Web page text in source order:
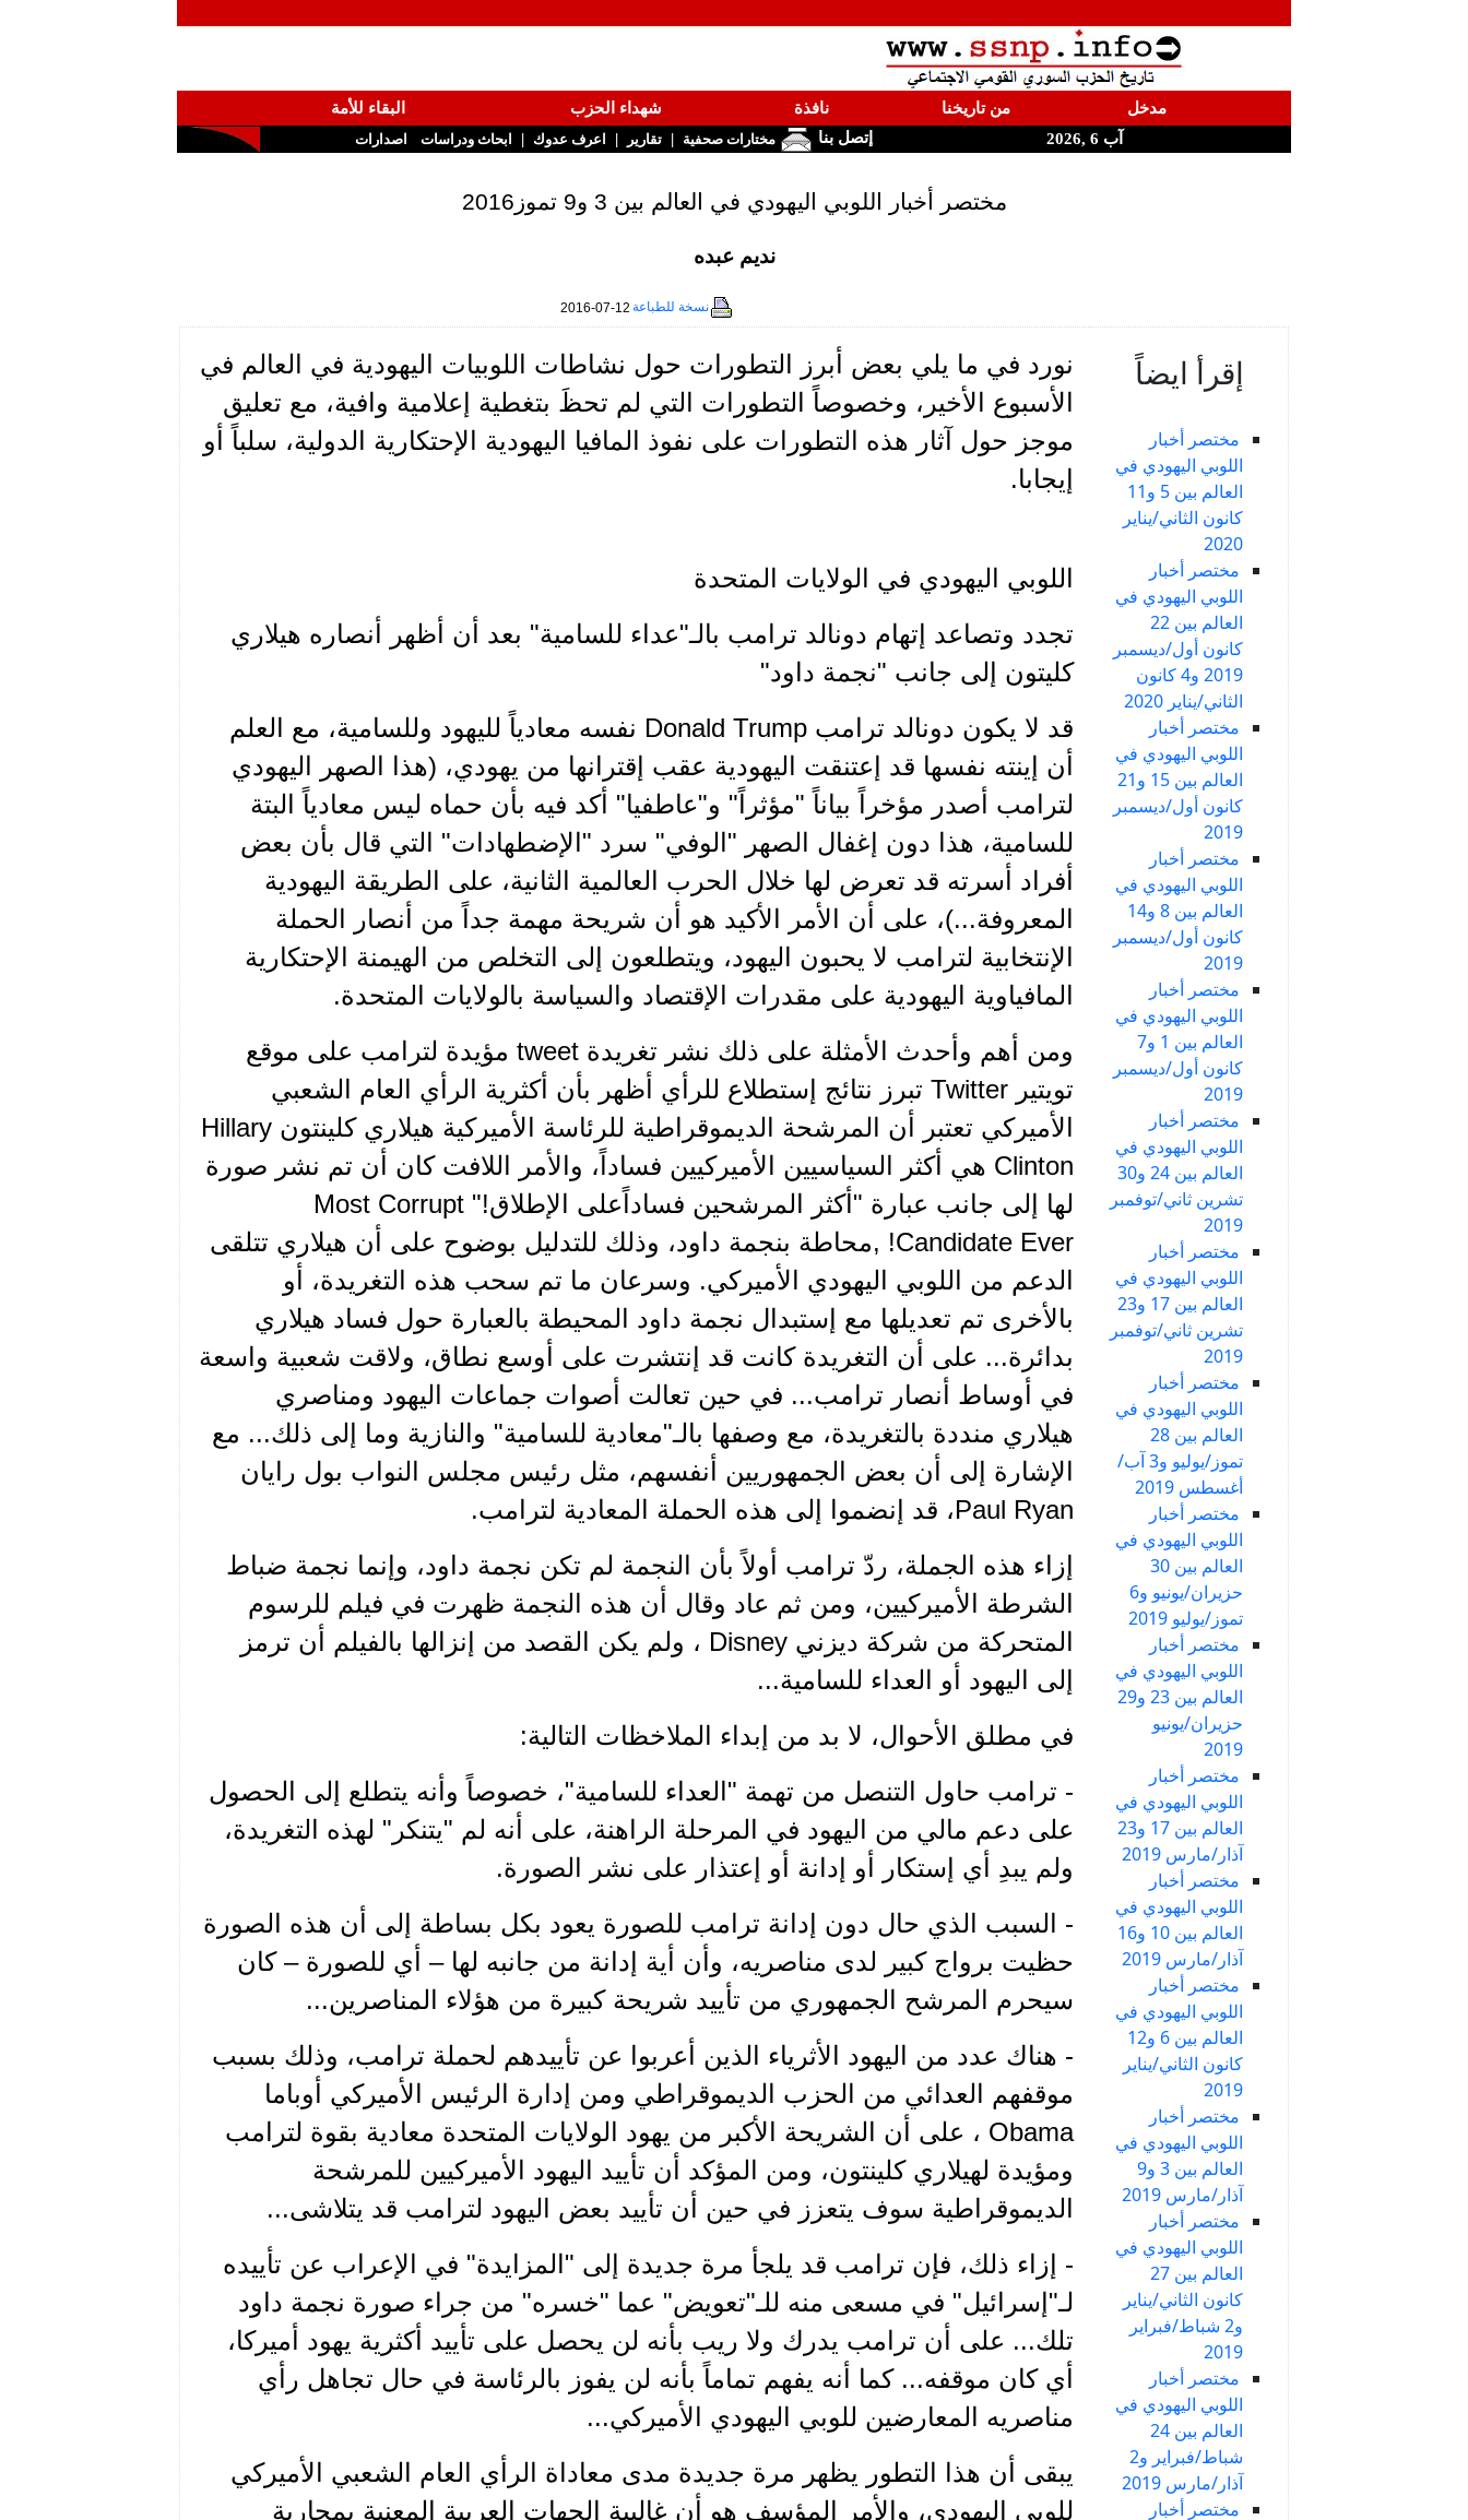
مدخل من تاريخنا نافذة شهداء الحزب
البقاء للأمة
آب 6 ,2026
إتصل بنا مختارات صحفية | تقارير | اعرف عدوك | ابحاث ودراسات اصدارات
مختصر أخبار اللوبي اليهودي في العالم بين 3 و9 تموز2016
نديم عبده
نسخة للطباعة 2016-07-12
إقرأ ايضاً
مختصر أخبار
اللوبي اليهودي في
العالم بين 5 و11
كانون الثاني/يناير
2020
مختصر أخبار
اللوبي اليهودي في
العالم بين 22
كانون أول/ديسمبر
2019 و4 كانون
الثاني/يناير 2020
مختصر أخبار
اللوبي اليهودي في
العالم بين 15 و21
كانون أول/ديسمبر
2019
مختصر أخبار
اللوبي اليهودي في
العالم بين 8 و14
كانون أول/ديسمبر
2019
مختصر أخبار
اللوبي اليهودي في
العالم بين 1 و7
كانون أول/ديسمبر
2019
مختصر أخبار
اللوبي اليهودي في
العالم بين 24 و30
تشرين ثاني/توفمبر
2019
مختصر أخبار
اللوبي اليهودي في
العالم بين 17 و23
تشرين ثاني/توفمبر
2019
مختصر أخبار
اللوبي اليهودي في
العالم بين 28
تموز/يوليو و3 آب/
أغسطس 2019
مختصر أخبار
اللوبي اليهودي في
العالم بين 30
حزيران/يونيو و6
تموز/يوليو 2019
مختصر أخبار
اللوبي اليهودي في
العالم بين 23 و29
حزيران/يونيو
2019
مختصر أخبار
اللوبي اليهودي في
العالم بين 17 و23
آذار/مارس 2019
مختصر أخبار
اللوبي اليهودي في
العالم بين 10 و16
آذار/مارس 2019
مختصر أخبار
اللوبي اليهودي في
العالم بين 6 و12
كانون الثاني/يناير
2019
مختصر أخبار
اللوبي اليهودي في
العالم بين 3 و9
آذار/مارس 2019
مختصر أخبار
اللوبي اليهودي في
العالم بين 27
كانون الثاني/يناير
و2 شباط/فبراير
2019
مختصر أخبار
اللوبي اليهودي في
العالم بين 24
شباط/فبراير و2
آذار/مارس 2019
مختصر أخبار
نورد في ما يلي بعض أبرز التطورات حول نشاطات اللوبيات اليهودية في العالم في
الأسبوع الأخير، وخصوصاً التطورات التي لم تحظَ بتغطية إعلامية وافية، مع تعليق
موجز حول آثار هذه التطورات على نفوذ المافيا اليهودية الإحتكارية الدولية، سلباً أو
إيجابا.
اللوبي اليهودي في الولايات المتحدة
تجدد وتصاعد إتهام دونالد ترامب بالـ"عداء للسامية" بعد أن أظهر أنصاره هيلاري
كليتون إلى جانب "نجمة داود"
قد لا يكون دونالد ترامب Donald Trump نفسه معادياً لليهود وللسامية، مع العلم
أن إينته نفسها قد إعتنقت اليهودية عقب إقترانها من يهودي، (هذا الصهر اليهودي
لترامب أصدر مؤخراً بياناً "مؤثراً" و"عاطفيا" أكد فيه بأن حماه ليس معادياً البتة
للسامية، هذا دون إغفال الصهر "الوفي" سرد "الإضطهادات" التي قال بأن بعض
أفراد أسرته قد تعرض لها خلال الحرب العالمية الثانية، على الطريقة اليهودية
المعروفة...)، على أن الأمر الأكيد هو أن شريحة مهمة جداً من أنصار الحملة
الإنتخابية لترامب لا يحبون اليهود، ويتطلعون إلى التخلص من الهيمنة الإحتكارية
المافياوية اليهودية على مقدرات الإقتصاد والسياسة بالولايات المتحدة.
ومن أهم وأحدث الأمثلة على ذلك نشر تغريدة tweet مؤيدة لترامب على موقع
تويتير Twitter تبرز نتائج إستطلاع للرأي أظهر بأن أكثرية الرأي العام الشعبي
الأميركي تعتبر أن المرشحة الديموقراطية للرئاسة الأميركية هيلاري كلينتون Hillary
Clinton هي أكثر السياسيين الأميركيين فساداً، والأمر اللافت كان أن تم نشر صورة
لها إلى جانب عبارة "أكثر المرشحين فساداًعلى الإطلاق!" Most Corrupt
Candidate Ever! ,محاطة بنجمة داود، وذلك للتدليل بوضوح على أن هيلاري تتلقى
الدعم من اللوبي اليهودي الأميركي. وسرعان ما تم سحب هذه التغريدة، أو
بالأخرى تم تعديلها مع إستبدال نجمة داود المحيطة بالعبارة حول فساد هيلاري
بدائرة... على أن التغريدة كانت قد إنتشرت على أوسع نطاق، ولاقت شعبية واسعة
في أوساط أنصار ترامب... في حين تعالت أصوات جماعات اليهود ومناصري
هيلاري منددة بالتغريدة، مع وصفها بالـ"معادية للسامية" والنازية وما إلى ذلك... مع
الإشارة إلى أن بعض الجمهوريين أنفسهم، مثل رئيس مجلس النواب بول رايان
Paul Ryan، قد إنضموا إلى هذه الحملة المعادية لترامب.
إزاء هذه الجملة، ردّ ترامب أولاً بأن النجمة لم تكن نجمة داود، وإنما نجمة ضباط
الشرطة الأميركيين، ومن ثم عاد وقال أن هذه النجمة ظهرت في فيلم للرسوم
المتحركة من شركة ديزني Disney ، ولم يكن القصد من إنزالها بالفيلم أن ترمز
إلى اليهود أو العداء للسامية...
في مطلق الأحوال، لا بد من إبداء الملاخظات التالية:
- ترامب حاول التنصل من تهمة "العداء للسامية"، خصوصاً وأنه يتطلع إلى الحصول
على دعم مالي من اليهود في المرحلة الراهنة، على أنه لم "يتنكر" لهذه التغريدة،
ولم يبدِ أي إستكار أو إدانة أو إعتذار على نشر الصورة.
- السبب الذي حال دون إدانة ترامب للصورة يعود بكل بساطة إلى أن هذه الصورة
حظيت برواج كبير لدى مناصريه، وأن أية إدانة من جانبه لها – أي للصورة – كان
سيحرم المرشح الجمهوري من تأييد شريحة كبيرة من هؤلاء المناصرين...
- هناك عدد من اليهود الأثرياء الذين أعربوا عن تأييدهم لحملة ترامب، وذلك بسبب
موقفهم العدائي من الحزب الديموقراطي ومن إدارة الرئيس الأميركي أوباما
Obama ، على أن الشريحة الأكبر من يهود الولايات المتحدة معادية بقوة لترامب
ومؤيدة لهيلاري كلينتون، ومن المؤكد أن تأييد اليهود الأميركيين للمرشحة
الديموقراطية سوف يتعزز في حين أن تأييد بعض اليهود لترامب قد يتلاشى...
- إزاء ذلك، فإن ترامب قد يلجأ مرة جديدة إلى "المزايدة" في الإعراب عن تأييده
لـ"إسرائيل" في مسعى منه للـ"تعويض" عما "خسره" من جراء صورة نجمة داود
تلك... على أن ترامب يدرك ولا ريب بأنه لن يحصل على تأييد أكثرية يهود أميركا،
أي كان موقفه... كما أنه يفهم تماماً بأنه لن يفوز بالرئاسة في حال تجاهل رأي
مناصريه المعارضين للوبي اليهودي الأميركي...
يبقى أن هذا التطور يظهر مرة جديدة مدى معاداة الرأي العام الشعبي الأميركي
للوبي اليهودي، والأمر المؤسف هو أن غالبية الجهات العربية المعنية بمحاربة